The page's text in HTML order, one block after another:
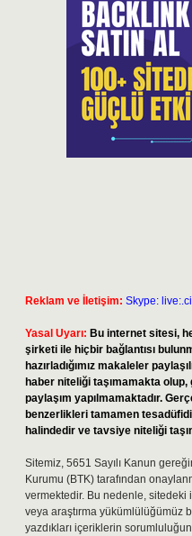
Reklam ve İletişim: Skype:
Yasal Uyarı: Bu internet sitesi,
şirketi ile hiçbir bağlantısı
hazırladığımız makaleler
haber niteliği taşımamakta
paylaşım yapılmamaktadır.
benzerlikleri tamamen
halindedir ve tavsiye niteliği
Sitemiz, 5651 Sayılı Kanun
Kurumu (BTK) tarafından
vermektedir. Bu nedenle,
veya araştırma yükümlülüğümüz
yazdıkları içeriklerin